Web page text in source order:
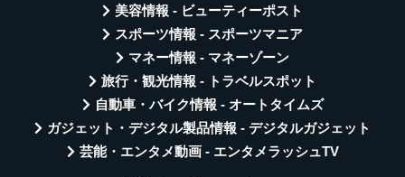
美容情報 - ビューティーポスト
スポーツ情報 - スポーツマニア
マネー情報 - マネーゾーン
旅行・観光情報 - トラベルスポット
自動車・バイク情報 - オートタイムズ
ガジェット・デジタル製品情報 - デジタルガジェット
芸能・エンタメ動画 - エンタメラッシュTV